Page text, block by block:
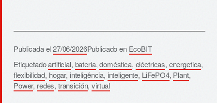
Publicada el27/06/2026Publicado en EcoBIT
Etiquetadoartificial, bateria,doméstica, eléctricas, energetica,
flexibilidad, hogar, inteligência, inteligente, LiFePO4, Plant,
Power, redes, transición,virtual